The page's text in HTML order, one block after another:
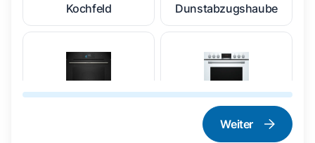
Kochfeld Dunstabzugshaube
Herd und Backofen
Weiter